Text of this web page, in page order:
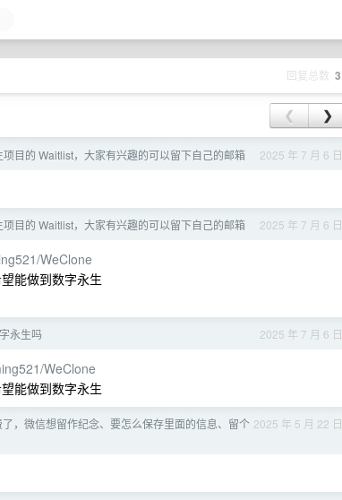
回复总数
❮ ❯
2025 年 7 月 6 日
目的 Waitlist，大家有兴趣的可以留下自己的邮箱
2025 年 7 月 6 日
目的 Waitlist，大家有兴趣的可以留下自己的邮箱
WeClone
能做到数字永生
2025 年 7 月 6 日
永生吗
WeClone
能做到数字永生
2025 年 5 月 22 日
，微信想留作纪念、要怎么保存里面的信息、留个